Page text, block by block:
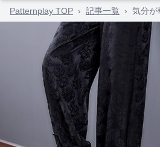
Patternplay TOP › 記事一覧 › 気分が